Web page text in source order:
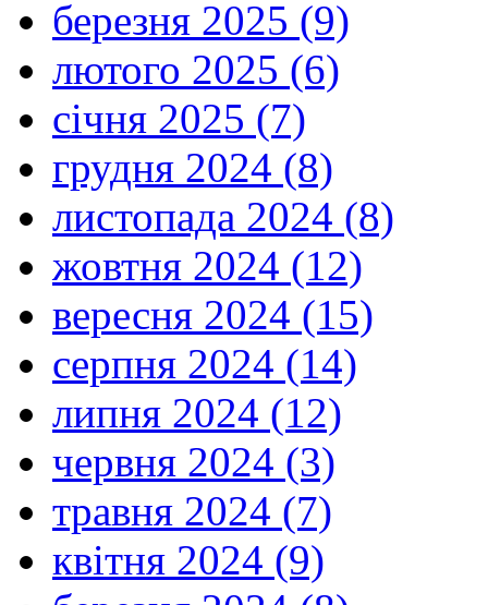
березня 2025 (9)
лютого 2025 (6)
січня 2025 (7)
грудня 2024 (8)
листопада 2024 (8)
жовтня 2024 (12)
вересня 2024 (15)
серпня 2024 (14)
липня 2024 (12)
червня 2024 (3)
травня 2024 (7)
квітня 2024 (9)